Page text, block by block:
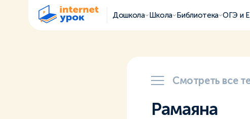
Дошкола Школа Библиотека ОГЭ и
Смотреть все
Рамаяна